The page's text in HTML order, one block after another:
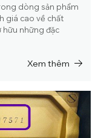
dòng sản phẩm
giá cao về chất
hữu những đặc
Xem thêm